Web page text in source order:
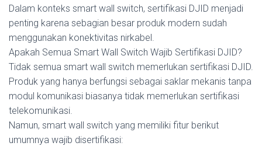
Dalam konteks smart wall switch, sertifikasi DJID menjadi
penting karena sebagian besar produk modern sudah
menggunakan konektivitas nirkabel.
Apakah Semua Smart Wall Switch Wajib Sertifikasi DJID?
Tidak semua smart wall switch memerlukan sertifikasi DJID.
Produk yang hanya berfungsi sebagai saklar mekanis tanpa
modul komunikasi biasanya tidak memerlukan sertifikasi
telekomunikasi.
Namun, smart wall switch yang memiliki fitur berikut
umumnya wajib disertifikasi: